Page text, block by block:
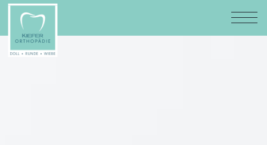
KIEFERORTHOPÄDEN-REINBEK-LAUENBURG